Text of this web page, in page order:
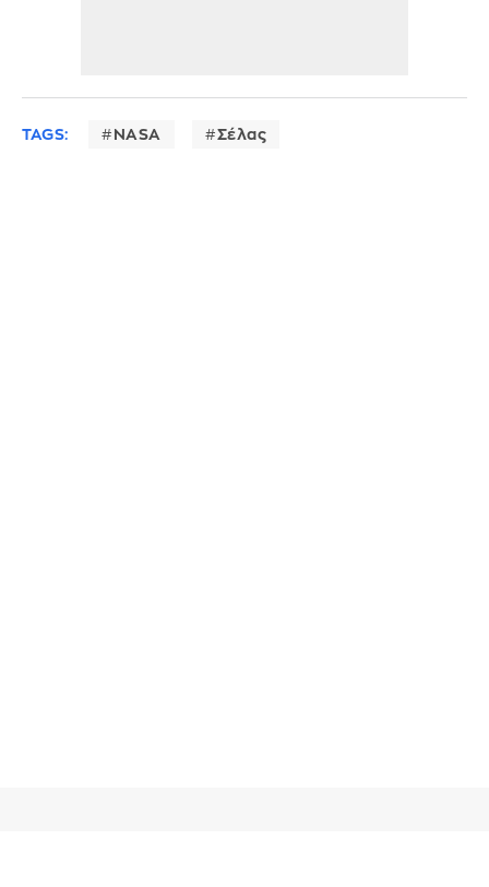
TAGS: NASA Σέλας